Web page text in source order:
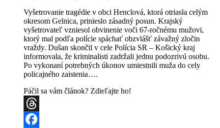
Vyšetrovanie tragédie v obci Henclová, ktorá otriasla celým
okresom Gelnica, prinieslo zásadný posun. Krajský
vyšetrovateľ vzniesol obvinenie voči 67-ročnému mužovi,
ktorý mal podľa polície spáchať obzvlášť závažný zločin
vraždy. Dušan skončil v cele Polícia SR – Košický kraj
informovala, že kriminalisti zadržali jednu podozrivú osobu.
Po vykonaní potrebných úkonov umiestnili muža do cely
policajného zaistenia….
Páčil sa vám článok? Zdieľajte ho!
Threads